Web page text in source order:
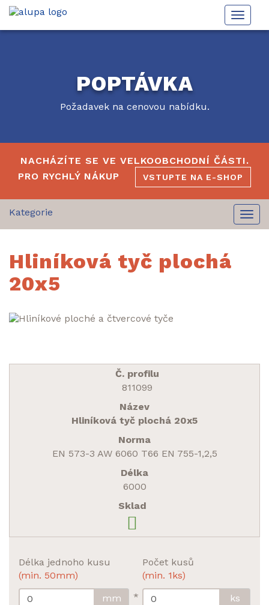
Toggle
POPTÁVKA
Požadavek na cenovou nabídku.
NACHÁZÍTE SE VE VELKOOBCHODNÍ ČÁSTI.
PRO RYCHLÝ NÁKUP
VSTUPTE NA E-SHOP
Hliníková tyč plochá
20x5
811099
Hliníková tyč plochá 20x5
EN 573-3 AW 6060 T66 EN 755-1,2,5
6000
Délka jednoho kusu
(min. 50mm)
mm
*
Počet kusů
(min. 1ks)
ks